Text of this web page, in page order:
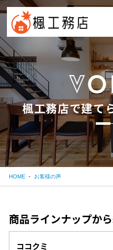
楓工務店で建て
HOME お客様の声
商品ラインナップか